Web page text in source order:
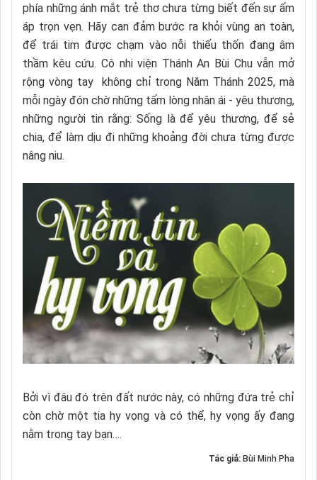
phía những ánh mắt trẻ thơ chưa từng biết đến sự ấm
áp trọn vẹn. Hãy can đảm bước ra khỏi vùng an toàn,
để trái tim được chạm vào nỗi thiếu thốn đang âm
thầm kêu cứu. Cô nhi viện Thánh An Bùi Chu vẫn mở
rộng vòng tay không chỉ trong Năm Thánh 2025, mà
mỗi ngày đón chờ những tấm lòng nhân ái - yêu thương,
những người tin rằng: Sống là để yêu thương, để sẻ
chia, để làm dịu đi những khoảng đời chưa từng được
nâng niu.
Bởi vì đâu đó trên đất nước này, có những đứa trẻ chỉ
còn chờ một tia hy vọng và có thể, hy vọng ấy đang
nằm trong tay bạn….
Tác giả: Bùi Minh Pha